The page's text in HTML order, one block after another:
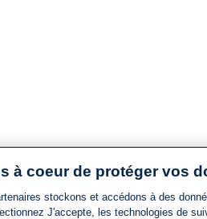
à coeur de protéger vos
stockons et accédons à des
J'accepte, les technologies de